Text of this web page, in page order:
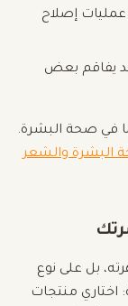
إصلاح
يفاقم بعض
في صحة البشرة.
البشرة والشعر
بل على نوع
اختاري منتجات